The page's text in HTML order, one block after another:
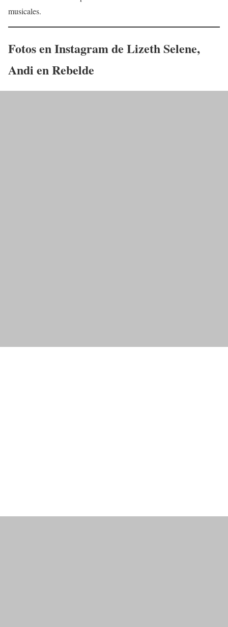
musicales.
Fotos en Instagram de Lizeth Selene,
Andi en Rebelde